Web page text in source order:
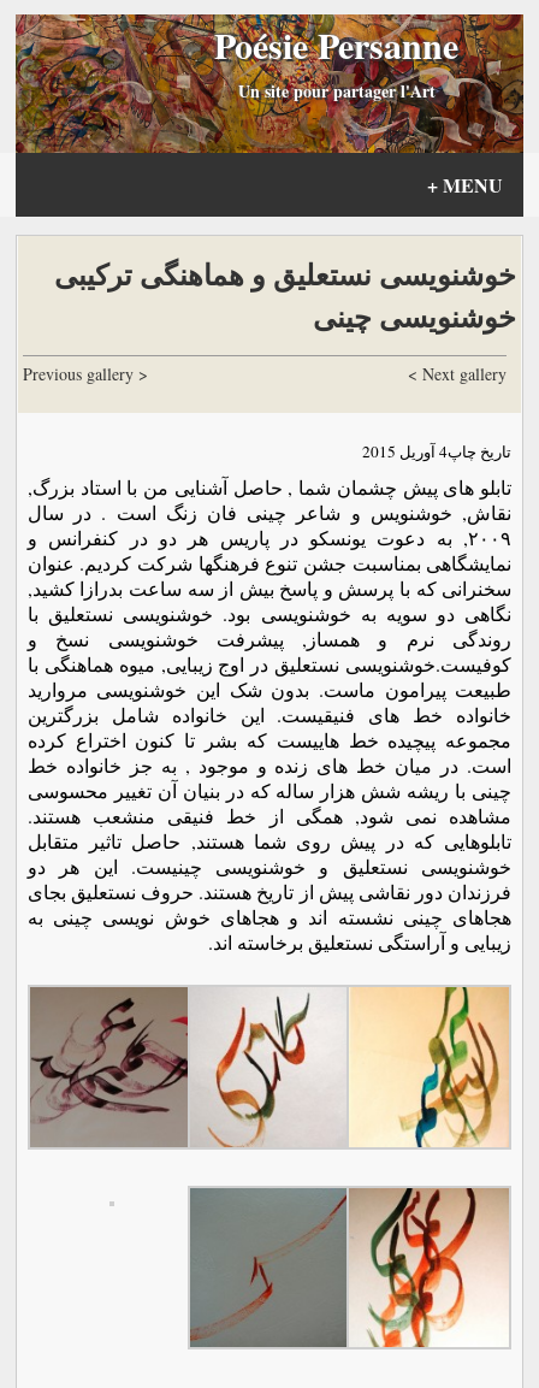
Poésie Persanne
Un site pour partager l'Art
MENU
+
خوشنویسی نستعلیق و هماهنگی ترکیبی
خوشنویسی چینی
< Previous gallery Next gallery >
تاریخ چاپ4 آوریل 2015
تابلو های پیش چشمان شما , حاصل آشنایی من با استاد بزرگ,
نقاش, خوشنویس و شاعر چینی فان زنگ است . در سال
۲۰۰۹, به دعوت یونسکو در پاریس هر دو در کنفرانس و
نمایشگاهی بمناسبت جشن تنوع فرهنگها شرکت کردیم. عنوان
سخنرانی که با پرسش و پاسخ بیش از سه ساعت بدرازا کشید,
نگاهی دو سویه به خوشنویسی بود. خوشنویسی نستعلیق با
روندگی نرم و همساز, پیشرفت خوشنویسی نسخ و
کوفیست.خوشنویسی نستعلیق در اوج زیبایی, میوه هماهنگی با
طبیعت پیرامون ماست. بدون شک این خوشنویسی مروارید
خانواده خط های فنیقیست. این خانواده شامل بزرگترین
مجموعه پیچیده خط هاییست که بشر تا کنون اختراع کرده
است. در میان خط های زنده و موجود , به جز خانواده خط
چینی با ریشه شش هزار ساله که در بنیان آن تغییر محسوسی
مشاهده نمی شود, همگی از خط فنیقی منشعب هستند.
تابلوهایی که در پیش روی شما هستند, حاصل تاثیر متقابل
خوشنویسی نستعلیق و خوشنویسی چینیست. این هر دو
فرزندان دور نقاشی پیش از تاریخ هستند. حروف نستعلیق بجای
هجاهای چینی نشسته اند و هجاهای خوش نویسی چینی به
زیبایی و آراستگی نستعلیق برخاسته اند.